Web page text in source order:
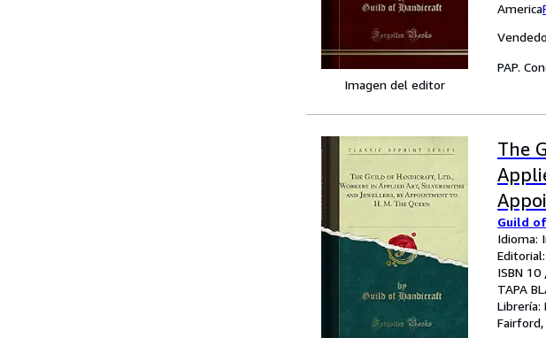
Imagen del editor
America
PAP.
The
Guild
Idioma:
ISBN 10
TAPA
Librería:
Fairford,